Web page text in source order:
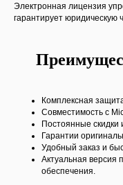
Электронная лицензия
гарантирует юридическую
Комплексная
Совместимость с
Постоянные
Гарантии
Удобный заказ и
Актуальная версия
обеспечения.
О компании
Отзывы
Контакты
Акции
Каталог